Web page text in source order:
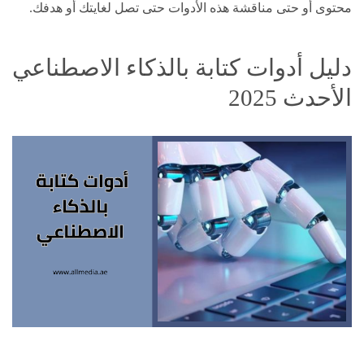
محتوى أو حتى مناقشة هذه الأدوات حتى تصل لغايتك أو هدفك.
دليل أدوات كتابة بالذكاء الاصطناعي
الأحدث 2025